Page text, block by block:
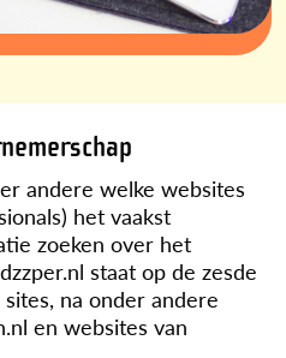
andere welke websites
het vaakst
zoeken over het
staat op de zesde
na onder andere
en websites van